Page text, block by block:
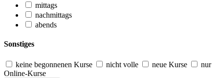
mittags
nachmittags
abends
Sonstiges
keine begonnenen Kurse nicht volle neue Kurse
nur
Online-Kurse